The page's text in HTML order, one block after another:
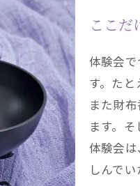
ここだ
体験会
す。たと
また財
ます。
体験会
しんでい